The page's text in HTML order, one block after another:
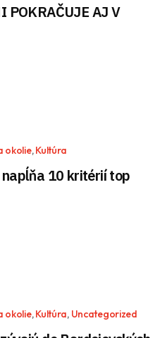
POKRAČUJE AJ V
okolie,Kultúra
10 kritérií top
okolie,Kultúra, Uncategorized